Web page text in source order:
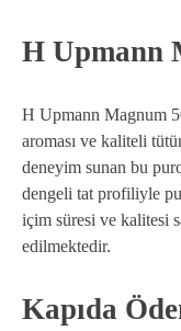
H Upmann
H Upmann Magnum
aroması ve kaliteli
deneyim sunan bu
dengeli tat profiliyle
içim süresi ve kalitesi
edilmektedir.
Kapıda